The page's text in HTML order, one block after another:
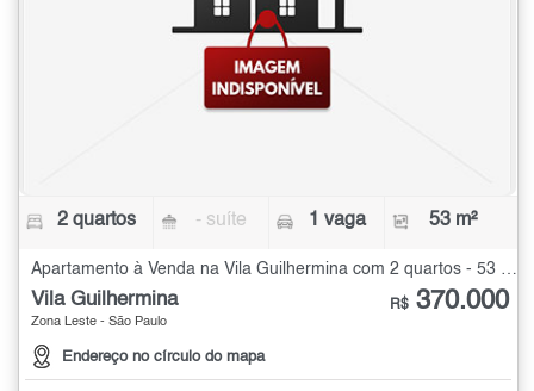
2 quartos - suíte 1 vaga 53 m²
Vila Guilhermina
Zona Leste - São Paulo
Endereço no círculo do mapa
R$ 370.000